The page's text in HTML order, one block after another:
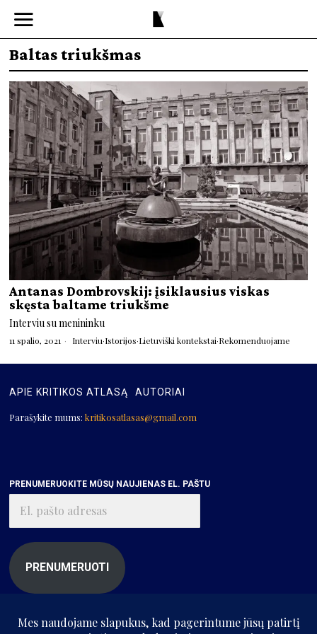
Baltas triukšmas
Antanas Dombrovskij: įsiklausius viskas
skęsta baltame triukšme
Interviu su menininku
11 spalio, 2021 Interviu·Istorijos·Lietuviški kontekstai·Rekomenduojame
APIE KRITIKOS ATLASĄ AUTORIAI
Parašykite mums:kritikosatlasas@gmail.com
PRENUMERUOKITE MŪSŲ NAUJIENAS EL. PAŠTU
pašto
adresas
PRENUMERUOTI